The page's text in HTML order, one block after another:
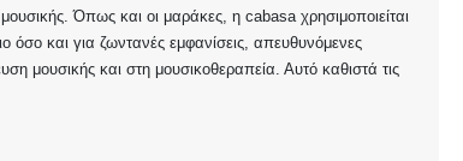
Όπως και οι μαράκες, η cabasa χρησιμοποιείται
και για ζωντανές εμφανίσεις, απευθυνόμενες
μουσικής και στη μουσικοθεραπεία. Αυτό καθιστά τις